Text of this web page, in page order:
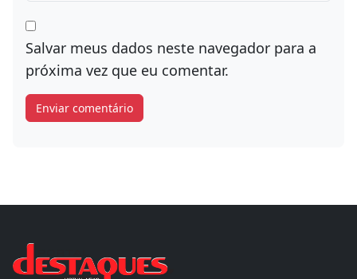
Salvar meus dados neste navegador para a
próxima vez que eu comentar.